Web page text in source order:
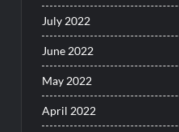
July 2022
June 2022
May 2022
April 2022